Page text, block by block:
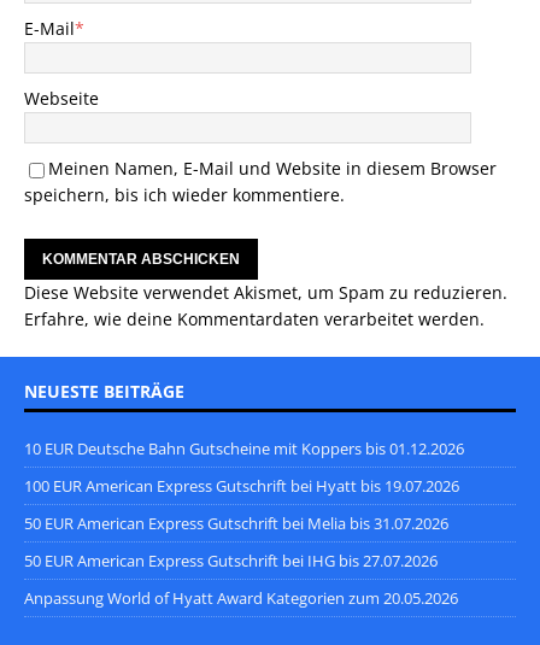
E-Mail*
Webseite
Meinen Namen, E-Mail und Website in diesem Browser
speichern, bis ich wieder kommentiere.
Diese Website verwendet Akismet, um Spam zu reduzieren.
Erfahre, wie deine Kommentardaten verarbeitet werden.
NEUESTE BEITRÄGE
10 EUR Deutsche Bahn Gutscheine mit Koppers bis 01.12.2026
100 EUR American Express Gutschrift bei Hyatt bis 19.07.2026
50 EUR American Express Gutschrift bei Melia bis 31.07.2026
50 EUR American Express Gutschrift bei IHG bis 27.07.2026
Anpassung World of Hyatt Award Kategorien zum 20.05.2026